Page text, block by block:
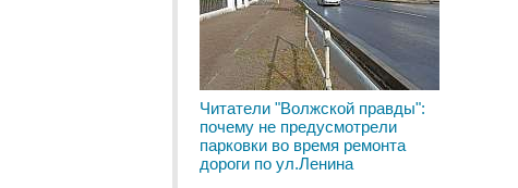
Читатели "Волжской правды":
почему не предусмотрели
парковки во время ремонта
дороги по ул.Ленина